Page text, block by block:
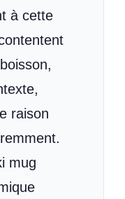
à cette
raison
mug